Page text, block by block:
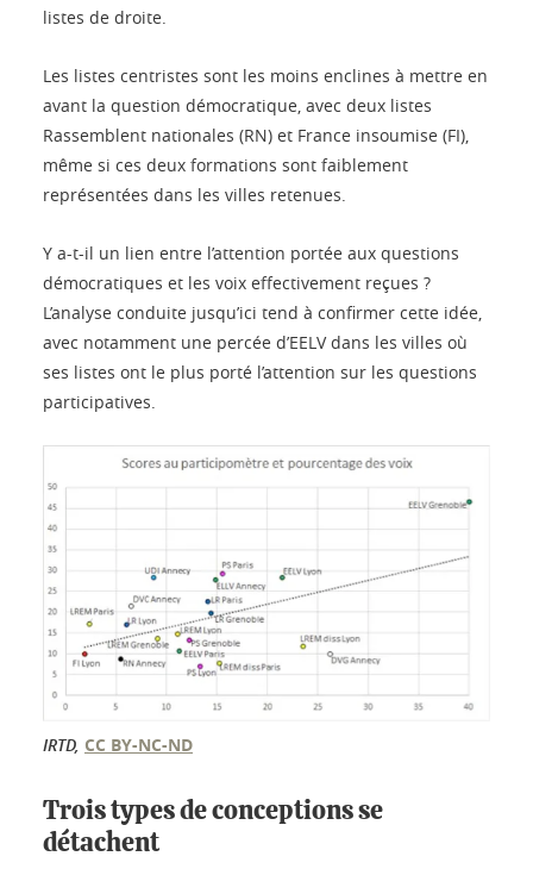
listes de droite.
Les listes centristes sont les moins enclines à mettre en
avant la question démocratique, avec deux listes
Rassemblent nationales (RN) et France insoumise (FI),
même si ces deux formations sont faiblement
représentées dans les villes retenues.
Y a-t-il un lien entre l’attention portée aux questions
démocratiques et les voix effectivement reçues ?
L’analyse conduite jusqu’ici tend à confirmer cette idée,
avec notamment une percée d’EELV dans les villes où
ses listes ont le plus porté l’attention sur les questions
participatives.
IRTD, CC BY-NC-ND
Trois types de conceptions se
détachent